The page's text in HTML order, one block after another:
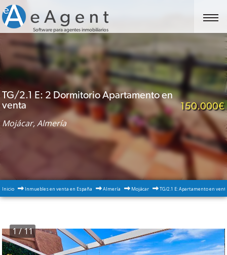
Software para agentes inmobiliarios
TG/2.1 E: 2 Dormitorio Apartamento en
venta
Mojácar, Almería
150.000€
Inicio Inmuebles en venta en España Almería Mojácar TG/2.1 E: Apartamento en
1/ 11